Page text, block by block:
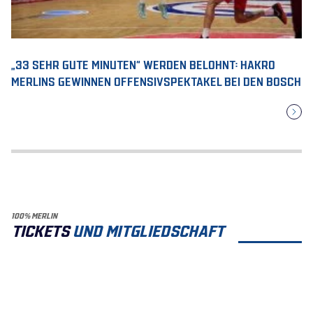
„33 SEHR GUTE MINUTEN“ WERDEN BELOHNT: HAKRO
MERLINS GEWINNEN OFFENSIVSPEKTAKEL BEI DEN BOSCH
100% MERLIN
TICKETSUND MITGLIEDSCHAFT